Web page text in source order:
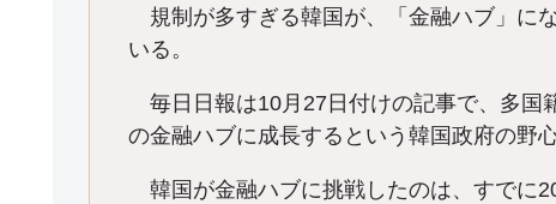
規制が多すぎる韓国が、「金融ハブ」に
いる。
毎日日報は10月27日付けの記事で、多国
の金融ハブに成長するという韓国政府の野
韓国が金融ハブに挑戦したのは、すでに